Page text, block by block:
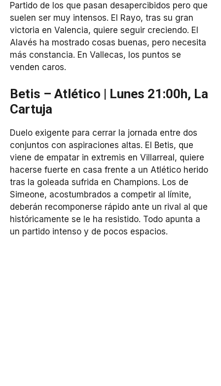
Partido de los que pasan desapercibidos pero que
suelen ser muy intensos. El Rayo, tras su gran
victoria en Valencia, quiere seguir creciendo. El
Alavés ha mostrado cosas buenas, pero necesita
más constancia. En Vallecas, los puntos se
venden caros.
Betis – Atlético | Lunes 21:00h, La
Cartuja
Duelo exigente para cerrar la jornada entre dos
conjuntos con aspiraciones altas. El Betis, que
viene de empatar in extremis en Villarreal, quiere
hacerse fuerte en casa frente a un Atlético herido
tras la goleada sufrida en Champions. Los de
Simeone, acostumbrados a competir al límite,
deberán recomponerse rápido ante un rival al que
históricamente se le ha resistido. Todo apunta a
un partido intenso y de pocos espacios.